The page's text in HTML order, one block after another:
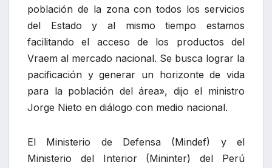
población de la zona con todos los servicios
del Estado y al mismo tiempo estamos
facilitando el acceso de los productos del
Vraem al mercado nacional. Se busca lograr la
pacificación y generar un horizonte de vida
para la población del área», dijo el ministro
Jorge Nieto en diálogo con medio nacional.
El Ministerio de Defensa (Mindef) y el
Ministerio del Interior (Mininter) del Perú